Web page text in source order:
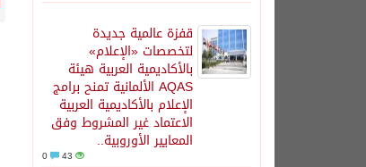
قفزة عالمية جديدة
لتخصصات «الإعلام»
بالأكاديمية العربية هيئة
AQAS الألمانية تمنح برامج
الإعلام بالأكاديمية العربية
الاعتماد غير المشروط وفق
المعايير الأوروبية..
43